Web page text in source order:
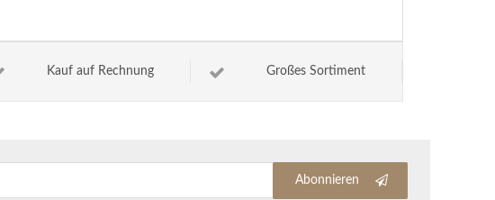
Kauf auf Rechnung Großes Sortiment
Abonnieren